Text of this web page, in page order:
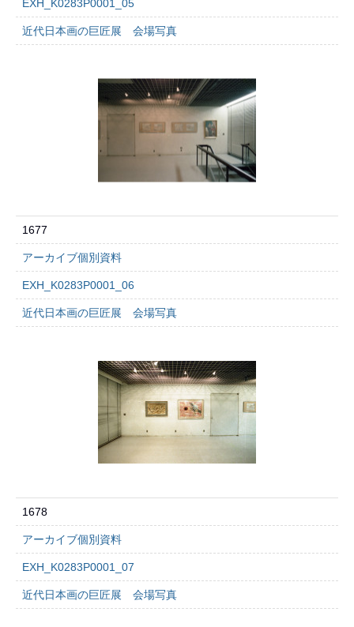
EXH_K0283P0001_05
近代日本画の巨匠展 会場写真
1677
アーカイブ個別資料
EXH_K0283P0001_06
近代日本画の巨匠展 会場写真
1678
アーカイブ個別資料
EXH_K0283P0001_07
近代日本画の巨匠展 会場写真